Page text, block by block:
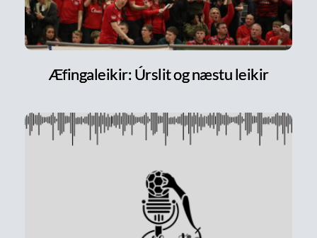
Æfingaleikir: Úrslit og næstu leikir